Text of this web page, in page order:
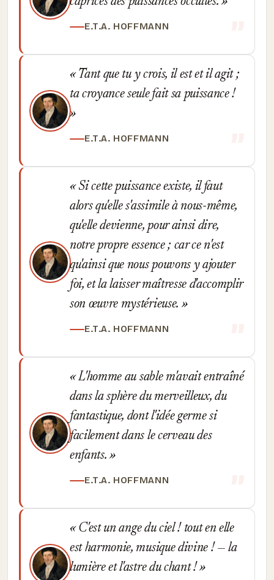
E.T.A. HOFFMANN
Tant que tu y crois, il est et il agit ;
ta croyance seule fait sa puissance !
E.T.A. HOFFMANN
Si cette puissance existe, il faut
alors qu'elle s'assimile à nous-même,
qu'elle devienne, pour ainsi dire,
notre propre essence ; car ce n'est
qu'ainsi que nous pouvons y ajouter
foi, et la laisser maîtresse d'accomplir
son œuvre mystérieuse.
E.T.A. HOFFMANN
L'homme au sable m'avait entraîné
dans la sphère du merveilleux, du
fantastique, dont l'idée germe si
facilement dans le cerveau des
enfants.
E.T.A. HOFFMANN
C'est un ange du ciel ! tout en elle
est harmonie, musique divine ! — la
lumière et l'astre du chant !